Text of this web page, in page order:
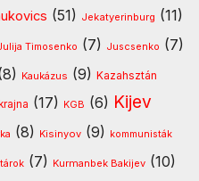
(51) Jekatyerinburg (11)
Timosenko (7) Juscsenko (7)
Kaukázus (9) Kazahsztán
(17) KGB (6) Kijev
(8) Kisinyov (9) kommunisták
(7) Kurmanbek Bakijev (10)